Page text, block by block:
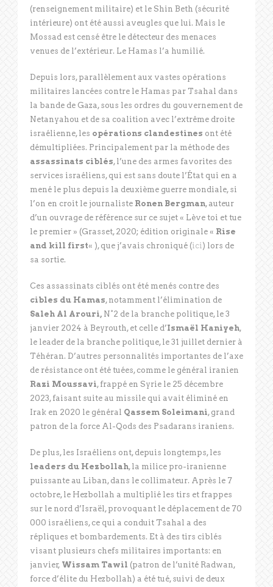
(renseignement militaire) et le Shin Beth (sécurité
intérieure) ont été aussi aveugles que lui. Mais le
Mossad est censé être le détecteur des menaces
venues de l’extérieur. Le Hamas l’a humilié.
Depuis lors, parallèlement aux vastes opérations
militaires lancées contre le Hamas par Tsahal dans
la bande de Gaza, sous les ordres du gouvernement de
Netanyahou et de sa coalition avec l’extrême droite
israélienne, les opérations clandestines ont été
démultipliées. Principalement par la méthode des
assassinats ciblés, l’une des armes favorites des
services israéliens, qui est sans doute l’État qui en a
mené le plus depuis la deuxième guerre mondiale, si
l’on en croit le journaliste Ronen Bergman, auteur
d’un ouvrage de référence sur ce sujet « Lève toi et tue
le premier » (Grasset, 2020; édition originale « Rise
and kill first« ), que j’avais chroniqué (ici ) lors de
sa sortie.
Ces assassinats ciblés ont été menés contre des
cibles du Hamas, notamment l’élimination de
Saleh Al Arouri, N°2 de la branche politique, le 3
janvier 2024 à Beyrouth, et celle d’Ismaël Haniyeh,
le leader de la branche politique, le 31 juillet dernier à
Téhéran. D’autres personnalités importantes de l’axe
de résistance ont été tuées, comme le général iranien
Razi Moussavi, frappé en Syrie le 25 décembre
2023, faisant suite au missile qui avait éliminé en
Irak en 2020 le général Qassem Soleimani, grand
patron de la force Al-Qods des Psadarans iraniens.
De plus, les Israéliens ont, depuis longtemps, les
leaders du Hezbollah, la milice pro-iranienne
puissante au Liban, dans le collimateur. Après le 7
octobre, le Hezbollah a multiplié les tirs et frappes
sur le nord d’Israël, provoquant le déplacement de 70
000 israéliens, ce qui a conduit Tsahal a des
répliques et bombardements. Et à des tirs ciblés
visant plusieurs chefs militaires importants: en
janvier, Wissam Tawil (patron de l’unité Radwan,
force d’élite du Hezbollah) a été tué, suivi de deux